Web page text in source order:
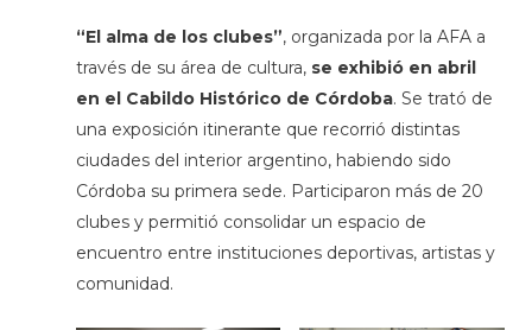
“El alma de los clubes”, organizada por la AFA a
través de su área de cultura, se exhibió en abril
en el Cabildo Histórico de Córdoba. Se trató de
una exposición itinerante que recorrió distintas
ciudades del interior argentino, habiendo sido
Córdoba su primera sede. Participaron más de 20
clubes y permitió consolidar un espacio de
encuentro entre instituciones deportivas, artistas y
comunidad.